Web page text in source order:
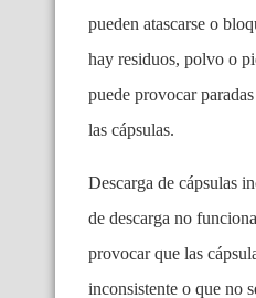
pueden atascarse o
hay residuos, polvo o
puede provocar
las cápsulas.
Descarga de cápsulas
de descarga no
provocar que las
inconsistente o que no